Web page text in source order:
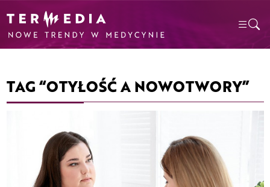
TAG “OTYŁOŚĆ A NOWOTWORY”